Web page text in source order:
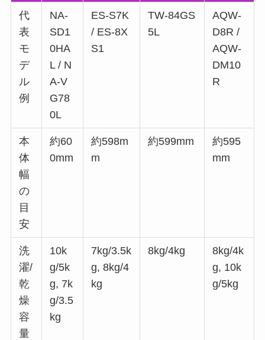
代
表
モ
デ
ル
例
NA-
SD1
0HA
L / N
A-V
G78
0L
ES-S7K
/ ES-8X
S1
TW-84GS
5L
AQW-
D8R /
AQW-
DM10
R
本
体
幅
の
目
安
約60
0mm
約598m
m
約599mm
約595
mm
洗
濯/
乾
燥
容
量
10k
g/5k
g, 7k
g/3.5
kg
7kg/3.5k
g, 8kg/4
kg
8kg/4kg
8kg/4k
g, 10k
g/5kg